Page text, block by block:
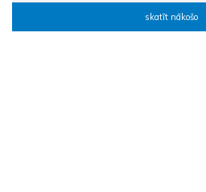
skatīt nākošo